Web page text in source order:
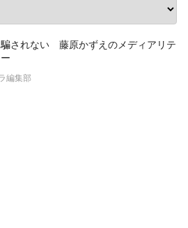
騙されない 藤原かずえのメディアリテ
編集部